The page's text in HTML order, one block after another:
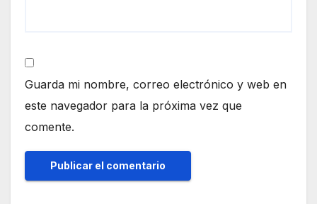
Guarda mi nombre, correo electrónico y web en
este navegador para la próxima vez que
comente.